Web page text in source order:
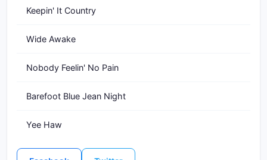
Keepin' It Country
Wide Awake
Nobody Feelin' No Pain
Barefoot Blue Jean Night
Yee Haw